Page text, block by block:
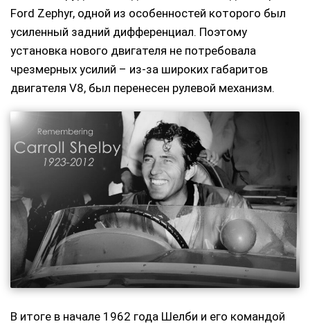
Ford Zephyr, одной из особенностей которого был
усиленный задний дифференциал. Поэтому
установка нового двигателя не потребовала
чрезмерных усилий – из-за широких габаритов
двигателя V8, был перенесен рулевой механизм.
В итоге в начале 1962 года Шелби и его командой